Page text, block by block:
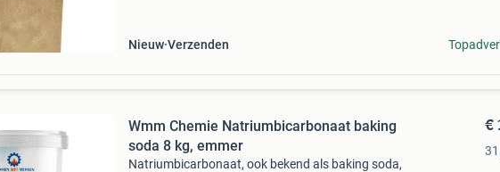
Nieuw Verzenden
Wmm Chemie Natriumbicarbonaat baking
soda 8 kg, emmer
Natriumbicarbonaat, ook bekend als baking soda,
€